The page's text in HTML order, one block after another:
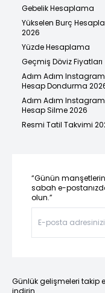
Gebelik Hesaplama
Yükselen Burç
2026
Yüzde Hesaplama
Geçmiş Döviz Fiyatları
Adım Adım Instagram
Hesap Dondurma
Adım Adım Instagram
Hesap Silme 2026
Resmi Tatil Takvimi
“Günün
sabah e-
olun.”
Günlük gelişmeleri takip